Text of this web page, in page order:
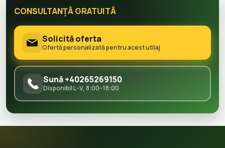
CONSULTANȚĂ GRATUITĂ
Solicită oferta
Ofertă personalizată pentru acest utilaj
Sună +40265269150
Disponibil L–V, 8:00–18:00